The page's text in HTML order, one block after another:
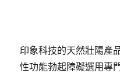
印象科技的天然壯陽產
性功能勃起障礙選用專